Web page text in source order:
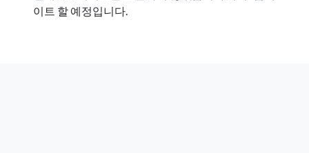
이트 할 예정입니다.